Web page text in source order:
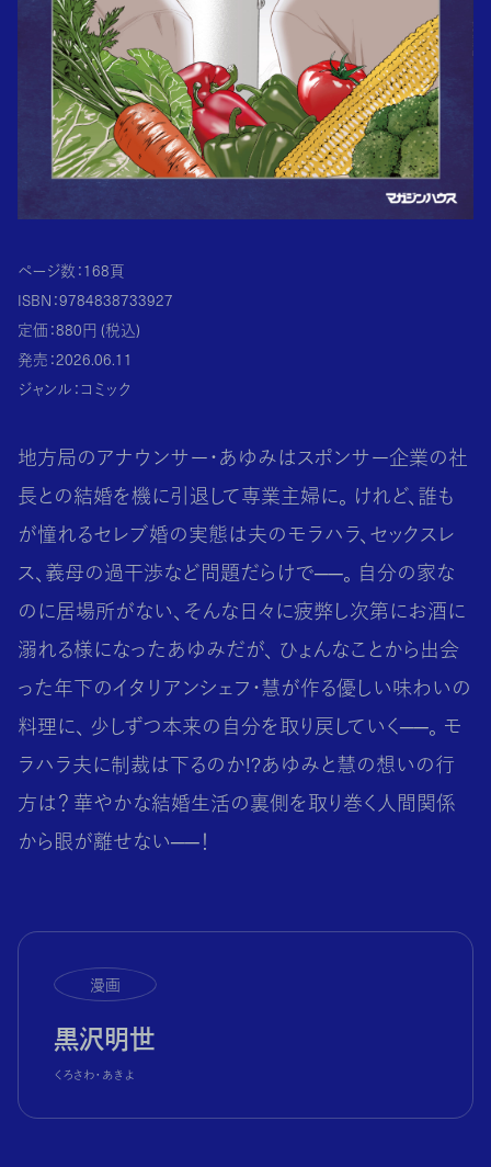
ページ数：168頁
ISBN：9784838733927
定価：880円 (税込)
発売：2026.06.11
ジャンル：コミック
地方局のアナウンサー・あゆみはスポンサー企業の社
長との結婚を機に引退して専業主婦に。 けれど、誰も
が憧れるセレブ婚の実態は夫のモラハラ、セックスレ
ス、義母の過干渉など問題だらけで──。 自分の家な
のに居場所がない、そんな日々に疲弊し次第にお酒に
溺れる様になったあゆみだが、 ひょんなことから出会
った年下のイタリアンシェフ・慧が作る優しい味わいの
料理に、 少しずつ本来の自分を取り戻していく──。 モ
ラハラ夫に制裁は下るのか!?あゆみと慧の想いの行
方は？ 華やかな結婚生活の裏側を取り巻く人間関係
から眼が離せない──！
漫画
黒沢明世
くろさわ・あきよ